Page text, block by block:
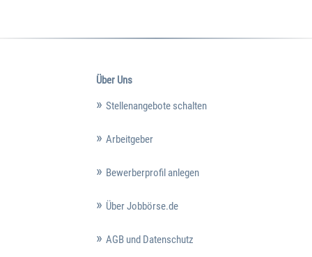
Über Uns
Stellenangebote schalten
Arbeitgeber
Bewerberprofil anlegen
Über Jobbörse.de
AGB und Datenschutz